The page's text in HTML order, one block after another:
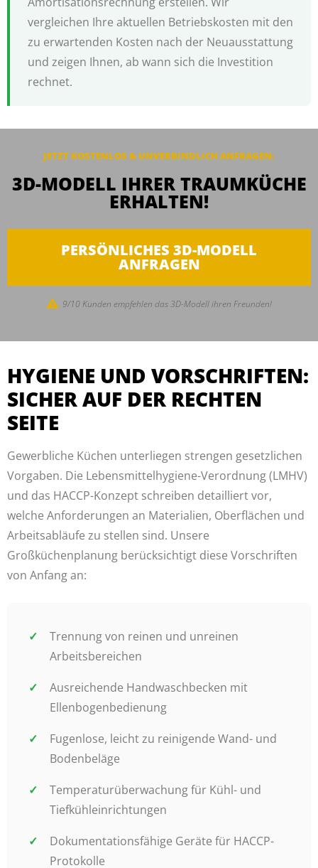
vergleichen Ihre aktuellen Betriebskosten mit den
zu erwartenden Kosten nach der Neuausstattung
und zeigen Ihnen, ab wann sich die Investition
rechnet.
JETZT KOSTENLOS & UNVERBINDLICH ANFRAGEN:
3D-MODELL IHRER TRAUMKÜCHE
ERHALTEN!
PERSÖNLICHES 3D-MODELL
ANFRAGEN
9/10 Kunden empfehlen das 3D-Modell ihren Freunden!
HYGIENE UND VORSCHRIFTEN:
SICHER AUF DER RECHTEN
SEITE
Gewerbliche Küchen unterliegen strengen gesetzlichen
Vorgaben. Die Lebensmittelhygiene-Verordnung (LMHV)
und das HACCP-Konzept schreiben detailliert vor,
welche Anforderungen an Materialien, Oberflächen und
Arbeitsabläufe zu stellen sind. Unsere
Großküchenplanung berücksichtigt diese Vorschriften
von Anfang an:
Trennung von reinen und unreinen
Arbeitsbereichen
Ausreichende Handwaschbecken mit
Ellenbogenbedienung
Fugenlose, leicht zu reinigende Wand- und
Bodenbeläge
Temperaturüberwachung für Kühl- und
Tiefkühleinrichtungen
Dokumentationsfähige Geräte für HACCP-
Protokolle